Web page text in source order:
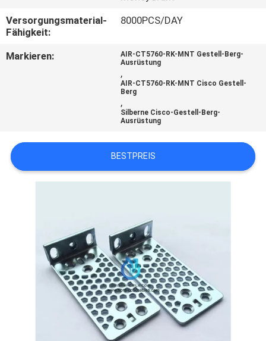
POLICY
Versorgungsmaterial-
Fähigkeit:
8000PCS/DAY
Markieren:
AIR-CT5760-RK-MNT Gestell-Berg-
Ausrüstung
,
AIR-CT5760-RK-MNT Cisco Gestell-
Berg
,
Silberne Cisco-Gestell-Berg-
Ausrüstung
BESTPREIS